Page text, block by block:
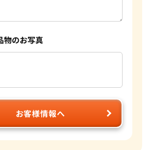
物のお写真
お客様情報へ